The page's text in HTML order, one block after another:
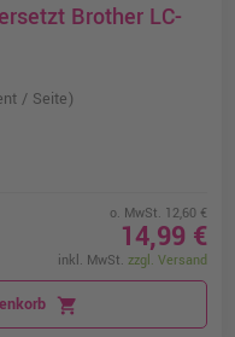
Brother LC-
/ Seite)
o. MwSt. 12,60 €
14,99 €
inkl. MwSt. zzgl. Versand
shopping_cart